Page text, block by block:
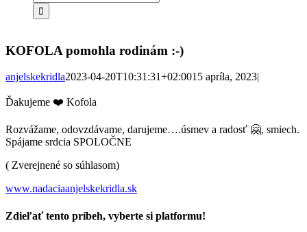
KOFOLA pomohla rodinám :-)
anjelskekridla2023-04-20T10:31:31+02:0015 apríla, 2023|
Ďakujeme ❤️ Kofola
Rozvážame, odovzdávame, darujeme….úsmev a radosť 🤗, smiech.
Spájame srdcia SPOLOČNE
( Zverejnené so súhlasom)
www.nadaciaanjelskekridla.sk
Zdieľať tento príbeh, vyberte si platformu!